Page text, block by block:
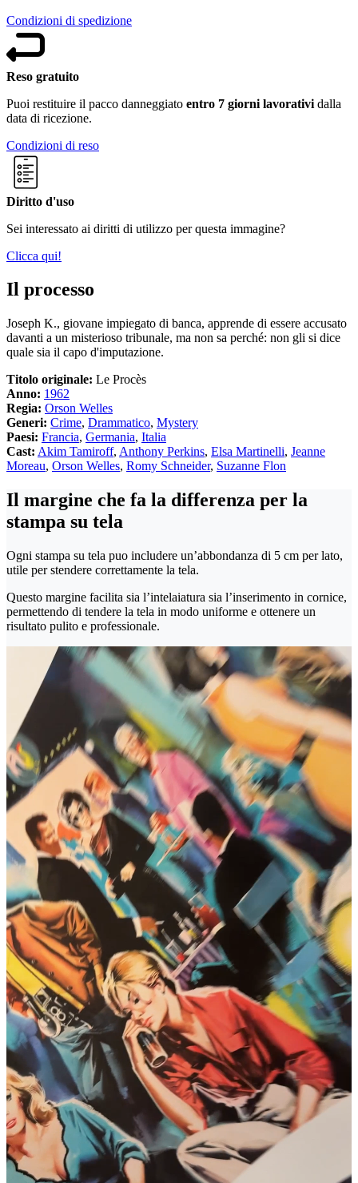
Condizioni di spedizione
Reso gratuito
Puoi restituire il pacco danneggiato entro 7 giorni lavorativi dalla
data di ricezione.
Condizioni di reso
Diritto d'uso
Sei interessato ai diritti di utilizzo per questa immagine?
Clicca qui!
Il processo
Joseph K., giovane impiegato di banca, apprende di essere accusato
davanti a un misterioso tribunale, ma non sa perché: non gli si dice
quale sia il capo d'imputazione.
Titolo originale: Le Procès
Anno: 1962
Regia: Orson Welles
Generi: Crime, Drammatico, Mystery
Paesi: Francia, Germania, Italia
Cast: Akim Tamiroff, Anthony Perkins, Elsa Martinelli, Jeanne
Moreau, Orson Welles, Romy Schneider, Suzanne Flon
Il margine che fa la differenza per la
stampa su tela
Ogni stampa su tela puo includere un’abbondanza di 5 cm per lato,
utile per stendere correttamente la tela.
Questo margine facilita sia l’intelaiatura sia l’inserimento in cornice,
permettendo di tendere la tela in modo uniforme e ottenere un
risultato pulito e professionale.